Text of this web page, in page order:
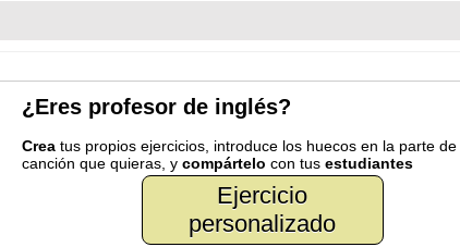
¿Eres profesor de inglés?
Creatus propios ejercicios, introduce los huecos en la parte de
canción que quieras, y compártelo con tus estudiantes
Ejercicio
personalizado